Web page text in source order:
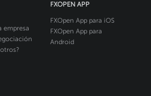
empresa
FXOPEN APP
FXOpen App para iOS
FXOpen App para
Android